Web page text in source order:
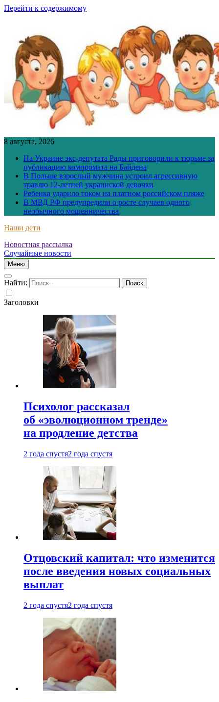
Перейти к содержимому
8 августа, 2026
На Украине экс-депутата Рады приговорили к тюрьме за
публикацию компромата на Байдена
В Польше взрослый мужчина устроил агрессивную
травлю 12-летней украинской девочки
Ребенка ударило током на платном российском пляже
В МВД РФ предупредили о росте случаев одного
необычного мошенничества
Наши дети
Новостная рассылка
Случайные новости
Меню
Найти:
Заголовки
Психолог рассказал
об «эволюционном тренде»
на продление детства
2 года спустя2 года спустя
Отцовский капитал: что изменится
после введения новых социальных
выплат
2 года спустя2 года спустя